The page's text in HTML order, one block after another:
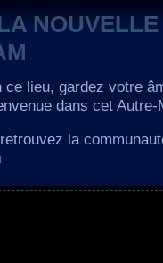
lieu, gardez votre
dans cet Autre-
la